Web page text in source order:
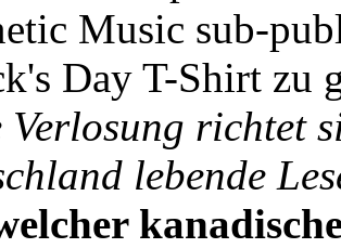
Music sub-
Day T-Shirt zu
Verlosung richtet
lebende